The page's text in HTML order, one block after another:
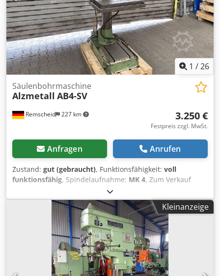
1 /26
Remscheid 227 km
Säulenbohrmaschine
Alzmetall AB4-SV
3.250 €
Festpreis zzgl. MwSt.
Anfragen Anrufen
Zustand: gut (gebraucht), Funktionsfähigkeit: voll
funktionsfähig, Spindelaufnahme: MK 4, Zum Verkauf
steht eine Säulenbohrmaschine der Marke Alzmetall in
gutem, gebrauchten Zustand, wie auf den Bildern zu
sehen. Technische Daten: • Hersteller: Alzmetall • Modell:
AB4-SV • Drehzahl: ca. 60 - 765 U/min • Pinolenhub: ca. 180
mm • Vorschub-Geschwindigkeiten: 0,15 / 0,2 / 0,3 / 0,36
mm/U • Tischgröße: ca. 600 x 450 mm • Mit
Kühlmittelpumpe • Anschluss: 16A CEE Stecker • Zustand:
Gebraucht, funktionsfähig Credpfx Acezqnuuozof Die
Maschine kann jederzeit besichtigt und getestet werden!
Kleinanzeige